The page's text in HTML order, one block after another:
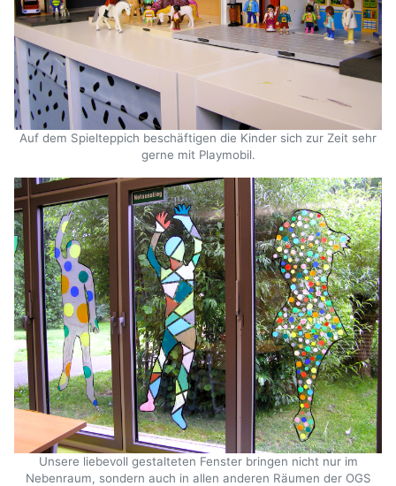
Auf dem Spielteppich beschäftigen die Kinder sich zur Zeit sehr
gerne mit Playmobil.
Unsere liebevoll gestalteten Fenster bringen nicht nur im
Nebenraum, sondern auch in allen anderen Räumen der OGS